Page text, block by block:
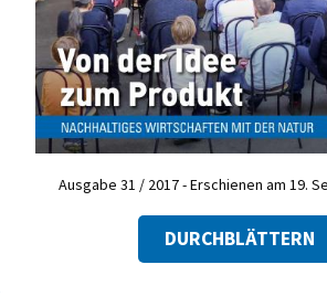
Ausgabe 31 / 2017 - Erschienen am 19.
DURCHBLÄTTERN